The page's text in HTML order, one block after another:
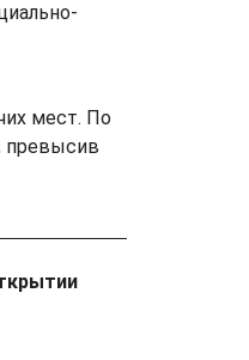
мест. По
превысив